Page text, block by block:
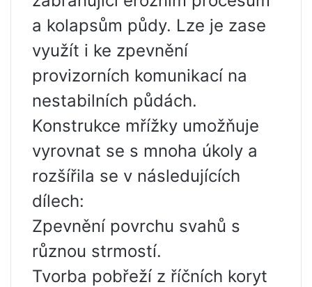
a kolapsům půdy. Lze je zase
využít i ke zpevnění
provizorních komunikací na
nestabilních půdách.
Konstrukce mřížky umožňuje
vyrovnat se s mnoha úkoly a
rozšířila se v následujících
dílech:
Zpevnění povrchu svahů s
různou strmostí.
Tvorba pobřeží z říčních koryt